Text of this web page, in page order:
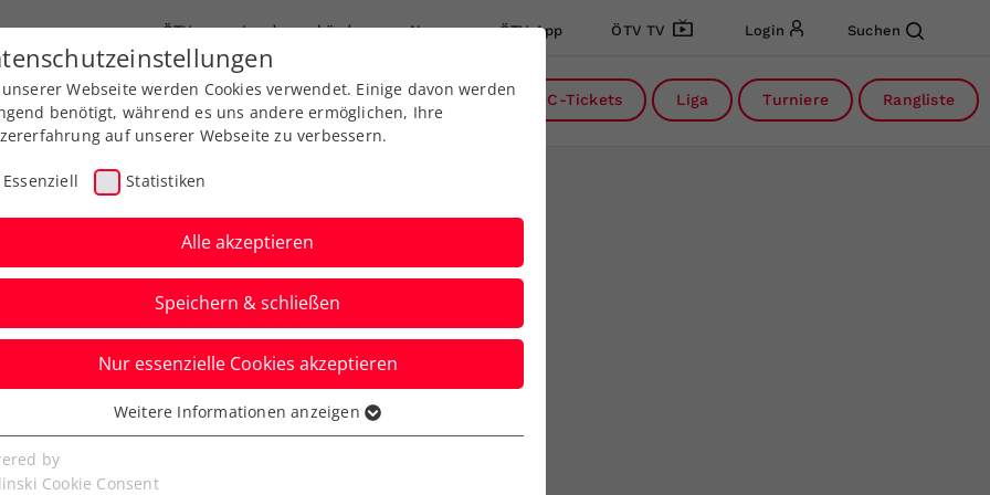
ÖTV Landesverbände News ÖTV App ÖTV TV Login Suchen
Ausbildung Services Über uns DC-Tickets Liga Turniere Rangliste
in the City presented
Webseite werden Cookies verwendet. Einige davon werden
benötigt, während es uns andere ermöglichen, Ihre
auf unserer Webseite zu verbessern.
Essenziell Statistiken
Alle akzeptieren
Speichern & schließen
Nur essenzielle Cookies akzeptieren
Cookies werden für grundlegende Funktionen der
benötigt. Dadurch ist gewährleistet, dass die Webseite
Weitere Informationen anzeigen
by
Cookie Consent